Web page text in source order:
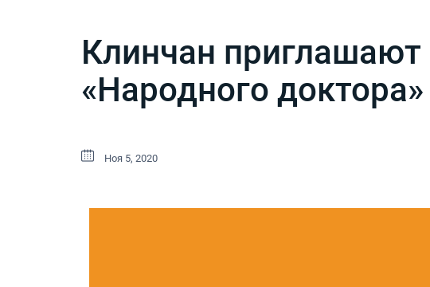
Клинчан приглашают
«Народного
Ноя 5, 2020